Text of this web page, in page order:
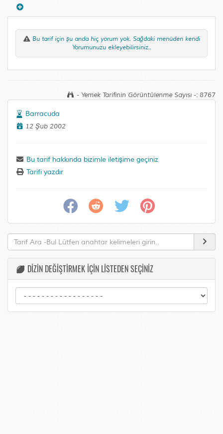
Bu tarif için şu anda hiç yorum yok. Sağdaki menüden kendi
Yorumunuzu ekleyebilirsiniz..
- Yemek Tarifinin Görüntülenme Sayısı -: 8767
Barracuda
12 Şub 2002
Bu tarif hakkında bizimle iletişime geçiniz
Tarifi yazdır
DİZİN DEĞİŞTİRMEK İÇİN LİSTEDEN SEÇİNİZ